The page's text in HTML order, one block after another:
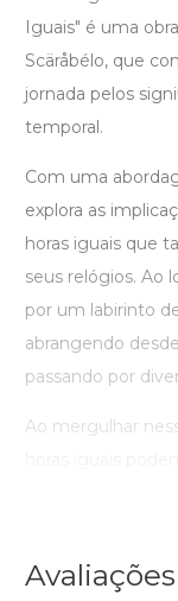
Iguais" é uma
Scäråbélo, que
jornada pelos
temporal.
Com uma
explora as
horas iguais que
seus relógios. Ao
por um labirinto
abrangendo
passando por
Ao mergulhar
Avaliações